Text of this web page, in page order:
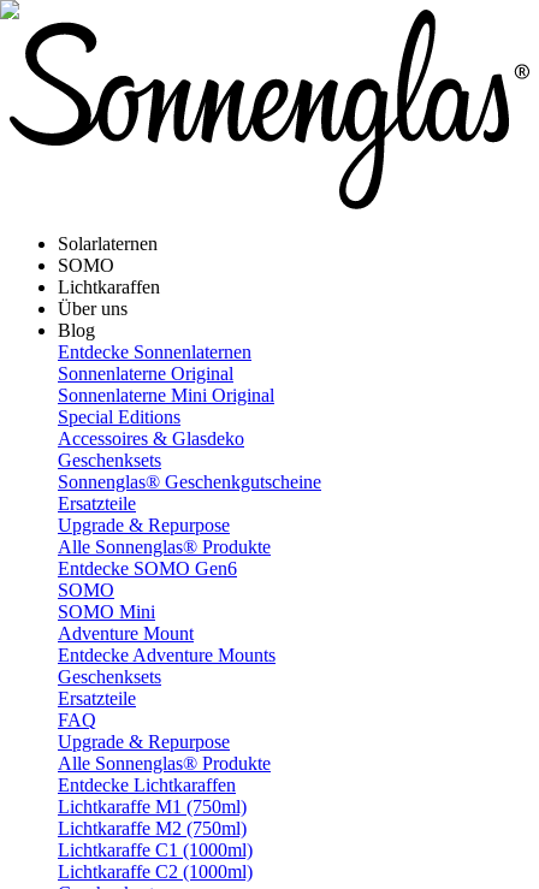
Solarlaternen
SOMO
Lichtkaraffen
Über uns
Blog
Entdecke Sonnenlaternen
Sonnenlaterne Original
Sonnenlaterne Mini Original
Special Editions
Accessoires & Glasdeko
Geschenksets
Sonnenglas® Geschenkgutscheine
Ersatzteile
Upgrade & Repurpose
Alle Sonnenglas® Produkte
Entdecke SOMO Gen6
SOMO
SOMO Mini
Adventure Mount
Entdecke Adventure Mounts
Geschenksets
Ersatzteile
FAQ
Upgrade & Repurpose
Alle Sonnenglas® Produkte
Entdecke Lichtkaraffen
Lichtkaraffe M1 (750ml)
Lichtkaraffe M2 (750ml)
Lichtkaraffe C1 (1000ml)
Lichtkaraffe C2 (1000ml)